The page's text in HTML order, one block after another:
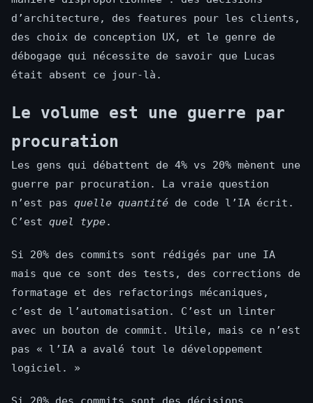
d’architecture, des features pour les clients,
des choix de conception UX, et le genre de
débogage qui nécessite de savoir que Lucas
était absent ce jour-là.
Le volume est une guerre par
procuration
Les gens qui débattent de 4% vs 20% mènent une
guerre par procuration. La vraie question
n’est pas quelle quantité de code l’IA écrit.
C’est quel type.
Si 20% des commits sont rédigés par une IA
mais que ce sont des tests, des corrections de
formatage et des refactorings mécaniques,
c’est de l’automatisation. C’est un linter
avec un bouton de commit. Utile, mais ce n’est
pas « l’IA a avalé tout le développement
logiciel. »